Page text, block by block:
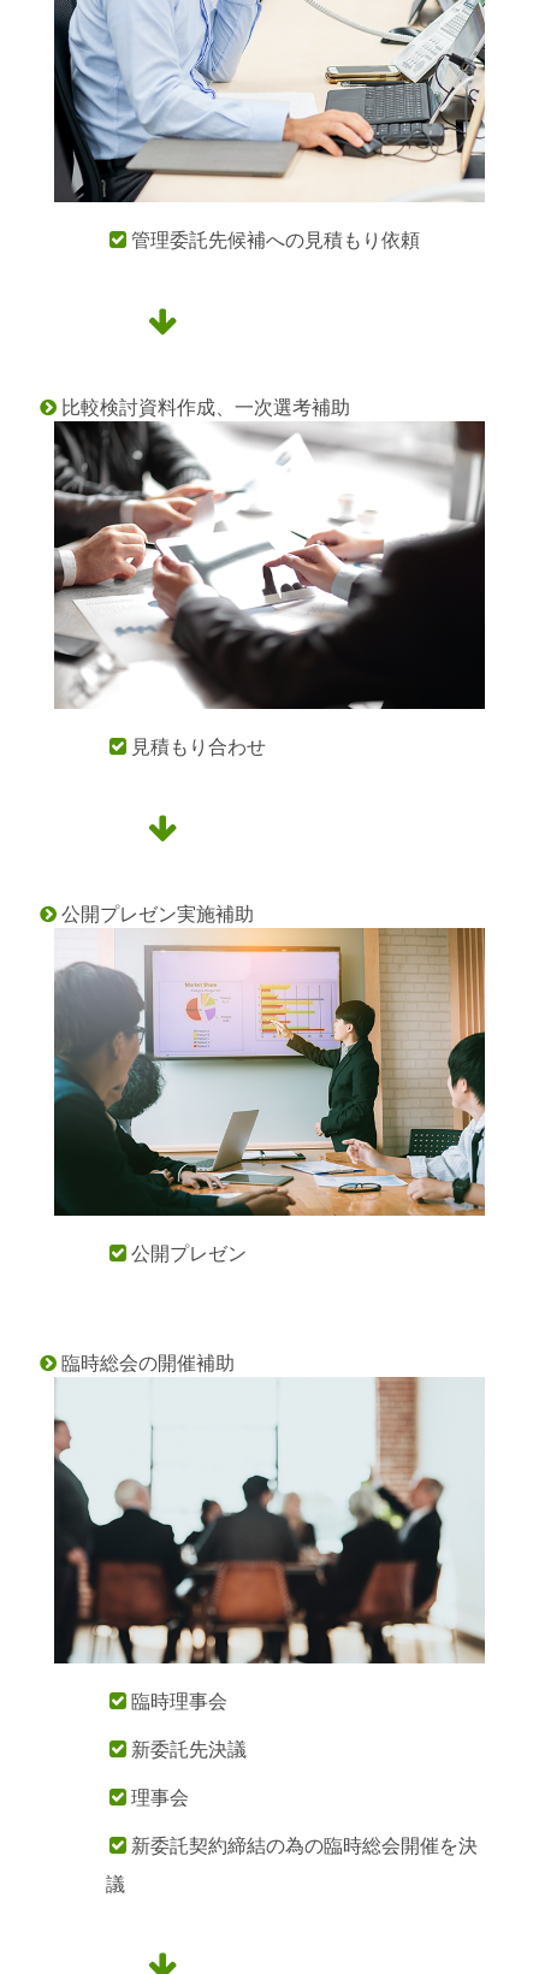
 管理委託先候補への見積もり依頼

 比較検討資料作成、一次選考補助
 見積もり合わせ

 公開プレゼン実施補助
 公開プレゼン
 臨時総会の開催補助
 臨時理事会
 新委託先決議
 理事会
 新委託契約締結の為の臨時総会開催を決
議
